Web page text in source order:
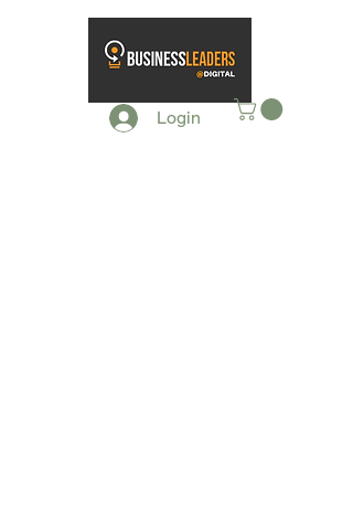
Login